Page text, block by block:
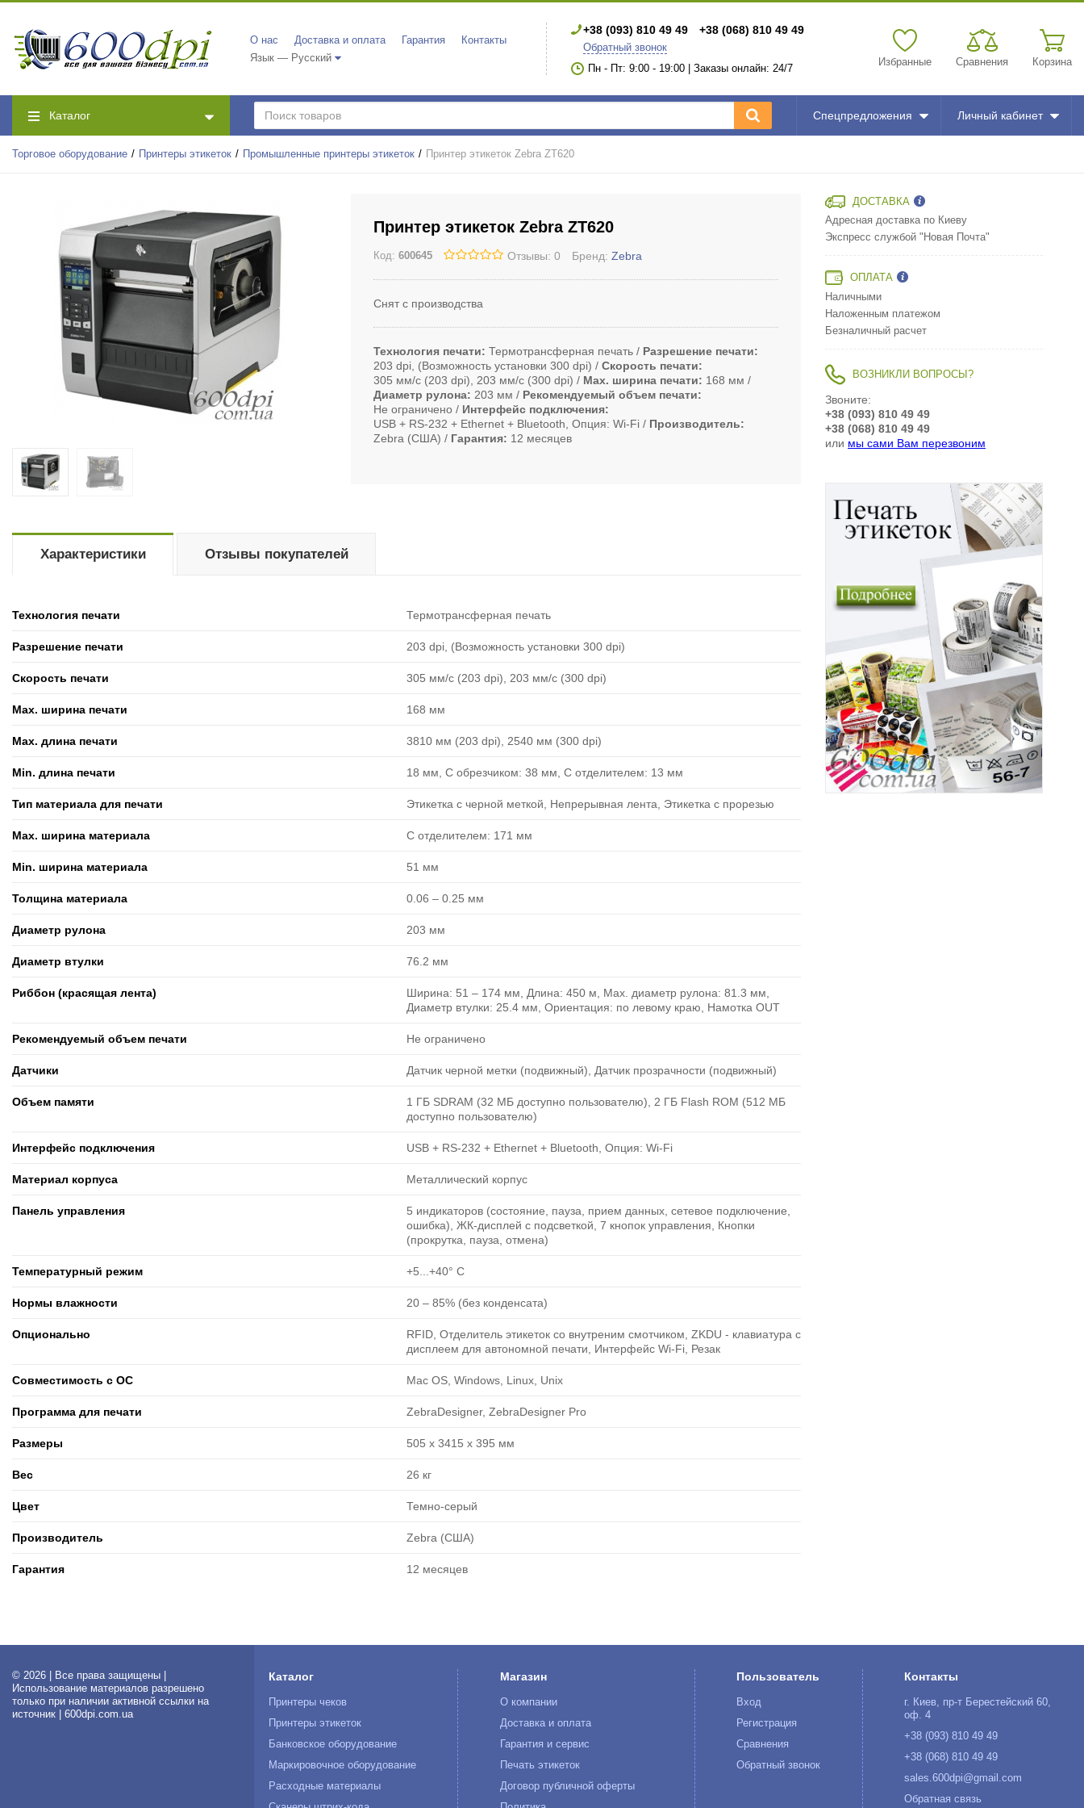
О нас Доставка и оплата Гарантия
Контакты
Язык — Русский
+38 (093) 810 49 49 +38 (068) 810 49 49
Обратный звонок
Пн - Пт: 9:00 - 19:00 | Заказы онлайн: 24/7
Избранные Сравнения Корзина
Каталог Спецпредложения Личный кабинет
Торговое оборудование Принтеры этикеток Промышленные принтеры этикеток Принтер этикеток Zebra ZT620
Принтер этикеток Zebra ZT620
Код: 600645 Отзывы: 0 Бренд: Zebra
Снят с производства
Технология печати Термотрансферная печать
Разрешение печати
203 dpi, (Возможность установки 300 dpi)
Скорость печати
305 мм/с (203 dpi), 203 мм/с (300 dpi)
Max. ширина печати
168 мм
Диаметр рулона
203 мм
Рекомендуемый объем печати
Не ограничено
Интерфейс подключения
USB + RS-232 + Ethernet + Bluetooth, Опция: Wi-Fi
Производитель
Zebra (США)
Гарантия 12 месяцев
Характеристики
Технология печати Термотрансферная печать
Разрешение печати 203 dpi, (Возможность установки 300 dpi)
Скорость печати 305 мм/с (203 dpi), 203 мм/с (300 dpi)
Max. ширина печати 168 мм
Max. длина печати 3810 мм (203 dpi), 2540 мм (300 dpi)
Min. длина печати 18 мм, С обрезчиком: 38 мм, С отделителем: 13 мм
Тип материала для печати Этикетка с черной меткой, Непрерывная лента, Этикетка с прорезью
Max. ширина материала С отделителем: 171 мм
Min. ширина материала 51 мм
Толщина материала 0.06 ‒ 0.25 мм
Диаметр рулона 203 мм
Диаметр втулки 76.2 мм
Риббон (красящая лента)
Ширина: 51 ‒ 174 мм, Длина: 450 м, Max. диаметр рулона: 81.3 мм,
Диаметр втулки: 25.4 мм, Ориентация: по левому краю, Намотка OUT
Рекомендуемый объем печати Не ограничено
Датчики Датчик черной метки (подвижный), Датчик прозрачности (подвижный)
Объем памяти
1 ГБ SDRAM (32 МБ доступно пользователю), 2 ГБ Flash ROM (512 МБ
доступно пользователю)
Интерфейс подключения USB + RS-232 + Ethernet + Bluetooth, Опция: Wi-Fi
Материал корпуса Металлический корпус
Панель управления
5 индикаторов (состояние, пауза, прием данных, сетевое подключение,
ошибка), ЖК-дисплей с подсветкой, 7 кнопок управления, Кнопки
(прокрутка, пауза, отмена)
Температурный режим +5...+40° C
Нормы влажности 20 ‒ 85% (без конденсата)
Опционально
RFID, Отделитель этикеток со внутреним смотчиком, ZKDU - клавиатура с
дисплеем для автономной печати, Интерфейс Wi-Fi, Резак
Совместимость с ОС Mac OS, Windows, Linux, Unix
Программа для печати ZebraDesigner, ZebraDesigner Pro
Размеры 505 x 3415 x 395 мм
Вес 26 кг
Цвет Темно-серый
Производитель Zebra (США)
Гарантия 12 месяцев
Отзывы покупателей
ДОСТАВКА
Адресная доставка по Киеву
Экспресс службой "Новая Почта"
ОПЛАТА
Наличными
Наложенным платежом
Безналичный расчет
ВОЗНИКЛИ ВОПРОСЫ?
Звоните:
+38 (093) 810 49 49
+38 (068) 810 49 49
или мы сами Вам перезвоним
© 2026 | Все права защищены |
Использование материалов разрешено
только при наличии активной ссылки на
источник | 600dpi.com.ua
Каталог
Принтеры чеков
Принтеры этикеток
Банковское оборудование
Маркировочное оборудование
Расходные материалы
Магазин
О компании
Доставка и оплата
Гарантия и сервис
Печать этикеток
Договор публичной оферты
Пользователь
Вход
Регистрация
Сравнения
Обратный звонок
Контакты
г. Киев, пр-т Берестейский 60,
оф. 4
+38 (093) 810 49 49
+38 (068) 810 49 49
sales.600dpi@gmail.com
Обратная связь